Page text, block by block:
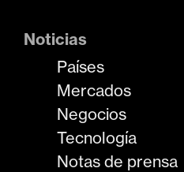
Noticias
Países
Mercados
Negocios
Tecnología
Notas de prensa